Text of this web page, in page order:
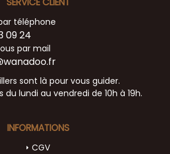
téléphone
09 24
par mail
sont là pour vous guider.
lundi au vendredi de 10h à 19h.
INFORMATIONS
CGV